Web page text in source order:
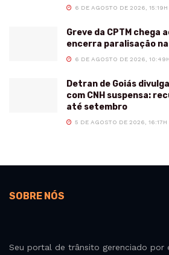
6 DE AGOSTO DE 2026, 15:19H
Greve da CPTM chega
encerra paralisação
6 DE AGOSTO DE 2026, 10:49H
Detran de Goiás
com CNH suspensa:
até setembro
5 DE AGOSTO DE 2026, 16:17H
SOBRE NÓS
Seu portal de trânsito gerenciado por